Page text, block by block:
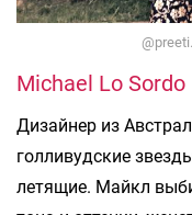
Michael Lo Sordo
Дизайнер из
голливудские
летящие. Майкл